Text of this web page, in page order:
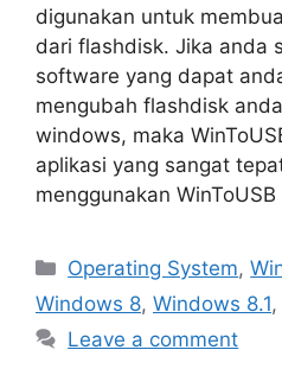
digunakan untuk
dari flashdisk. Jika anda
software yang dapat
mengubah flashdisk
windows, maka
aplikasi yang sangat
menggunakan
Categories
Operating System,
Windows 8, Windows 8.1,
Leave a comment